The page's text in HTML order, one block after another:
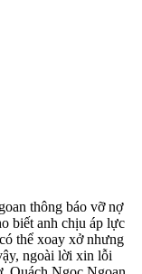
thông báo vỡ nợ
biết anh chịu áp lực
thể xoay xở nhưng
ngoài lời xin lỗi